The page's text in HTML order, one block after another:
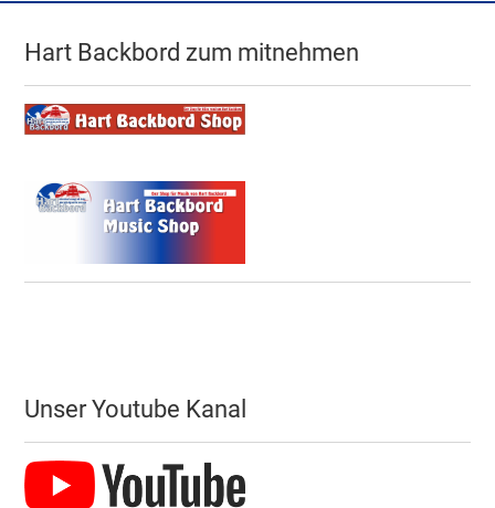
Hart Backbord zum mitnehmen
Unser Youtube Kanal